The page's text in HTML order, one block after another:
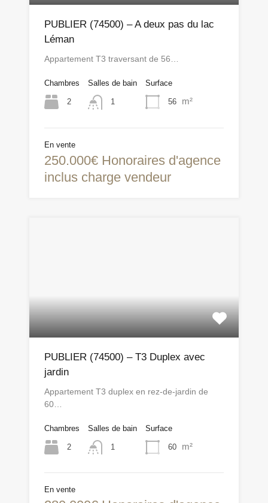
PUBLIER (74500) – A deux pas du lac
Léman
Appartement T3 traversant de 56…
Chambres
2
Salles de bain
1
Surface
56 m²
En vente
250.000€ Honoraires d'agence
inclus charge vendeur
PUBLIER (74500) – T3 Duplex avec
jardin
Appartement T3 duplex en rez-de-jardin de
60…
Chambres
2
Salles de bain
1
Surface
60 m²
En vente